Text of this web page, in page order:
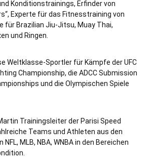
Konditionstrainings, Erfinder von
Experte für das Fitnesstraining von
für Brazilian Jiu-Jitsu, Muay Thai,
und Ringen.
Weltklasse-Sportler für Kämpfe der UFC
Championship, die ADCC Submission
und die Olympischen Spiele
Trainingsleiter der Parisi Speed
Teams und Athleten aus den
MLB, NBA, WNBA in den Bereichen